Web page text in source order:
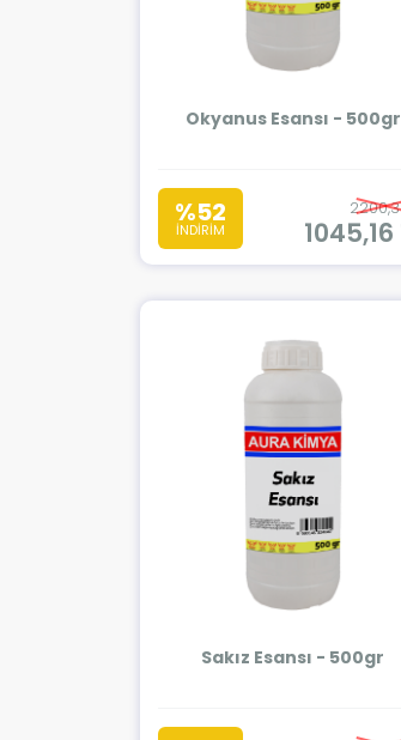
Okyanus Esansı - 500gr
%52
İNDİRİM 1045,16
Sakız Esansı - 500gr